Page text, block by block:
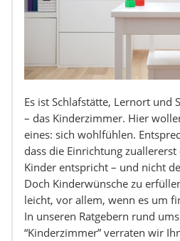
Es ist Schlafstätte, Lernort und
– das Kinderzimmer. Hier
eines: sich wohlfühlen.
dass die Einrichtung
Kinder entspricht – und nicht
Doch Kinderwünsche zu
leicht, vor allem, wenn es um
In unseren Ratgebern rund
“Kinderzimmer” verraten wir